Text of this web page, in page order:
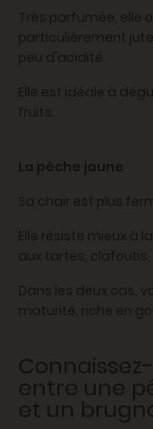
Très parfumée, elle
particulièrement
peu d'acidité.
Elle est idéale à
fruits.
La pêche jaune
Sa chair est plus
Elle résiste mieux à
aux tartes,
Dans les deux cas,
maturité, riche en
entre une
et un